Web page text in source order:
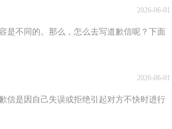
2026-06-01
是不同的。那么，怎么去写道歉信呢？下面
2026-06-01
信是因自己失误或拒绝引起对方不快时进行